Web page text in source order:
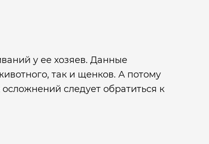
у ее хозяев. Данные
так и щенков. А потому
следует обратиться к